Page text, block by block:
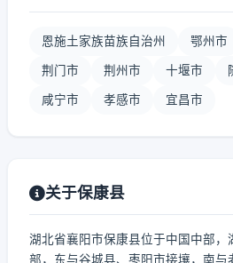
恩施土家族苗族自治州 鄂州市
荆门市 荆州市 十堰市
咸宁市 孝感市 宜昌市
关于保康县
湖北省襄阳市保康县位于中国中部，
部，东与谷城县、枣阳市接壤，南与